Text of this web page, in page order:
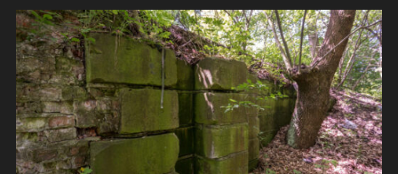
W
PŁAWNIOWICACH
–